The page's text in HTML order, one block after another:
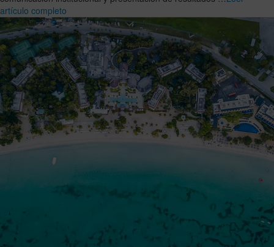
artículo completo